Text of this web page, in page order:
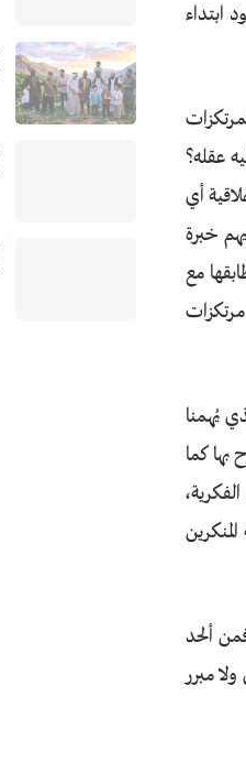
ابتداء
عقله؟
أي
خبرة
مع
مرتكزات
يُهمنا
بها كما
ألحد
مبرر